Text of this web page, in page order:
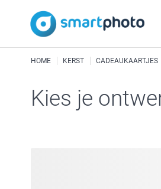
HOME KERST CADEAUKAARTJES
Kies je